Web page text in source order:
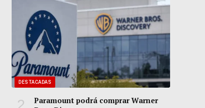
DESTACADAS
Paramount podrá comprar Warner